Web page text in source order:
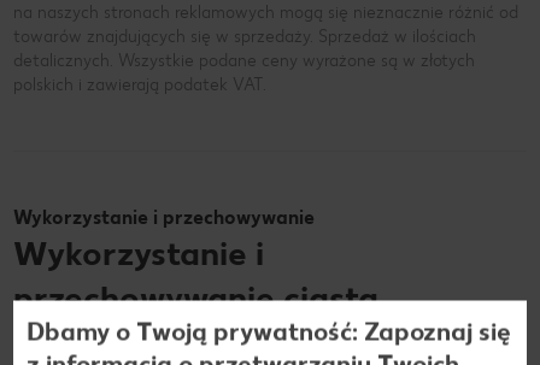
na naszych stronach reklamowych mogą się nieznacznie różnić od
towarów znajdujących się w sprzedaży. Sprzedaż w ilościach
detalicznych. Wszystkie podane ceny wyrażone są w złotych
polskich i zawierają podatek VAT.
Wykorzystanie i przechowywanie
Wykorzystanie i
przechowywanie ciasta
drożdżowego
Dbamy o Twoją prywatność: Zapoznaj się